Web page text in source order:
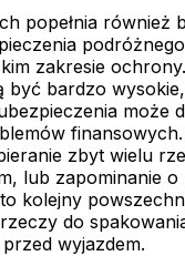
popełnia również
zakresie
być bardzo
może
finansowych.
zbyt wielu
lub zapominanie
kolejny
do
wyjazdem.